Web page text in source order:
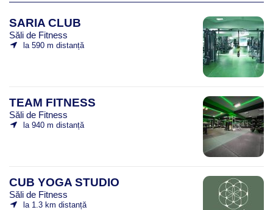
SARIA CLUB
Săli de Fitness
la 590 m distanță
TEAM FITNESS
Săli de Fitness
la 940 m distanță
CUB YOGA STUDIO
Săli de Fitness
la 1.3 km distanță